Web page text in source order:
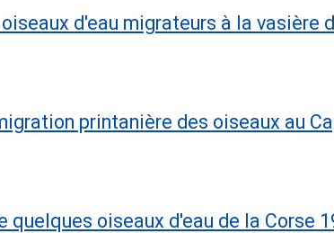
d'eau migrateurs à la vasière
printanière des oiseaux au
oiseaux d'eau de la Corse